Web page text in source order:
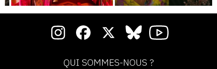
QUI SOMMES-NOUS ?